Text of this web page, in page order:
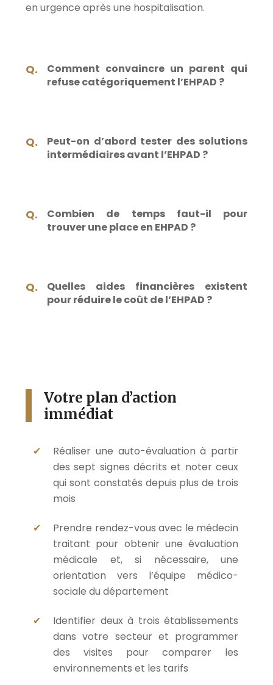
en urgence après une hospitalisation.
Comment convaincre un parent qui
refuse catégoriquement l’EHPAD ?
Peut-on d’abord tester des solutions
intermédiaires avant l’EHPAD ?
Combien de temps faut-il pour
trouver une place en EHPAD ?
Quelles aides financières existent
pour réduire le coût de l’EHPAD ?
Votre plan d’action
immédiat
Réaliser une auto-évaluation à partir
des sept signes décrits et noter ceux
qui sont constatés depuis plus de trois
mois
Prendre rendez-vous avec le médecin
traitant pour obtenir une évaluation
médicale et, si nécessaire, une
orientation vers l’équipe médico-
sociale du département
Identifier deux à trois établissements
dans votre secteur et programmer
des visites pour comparer les
environnements et les tarifs